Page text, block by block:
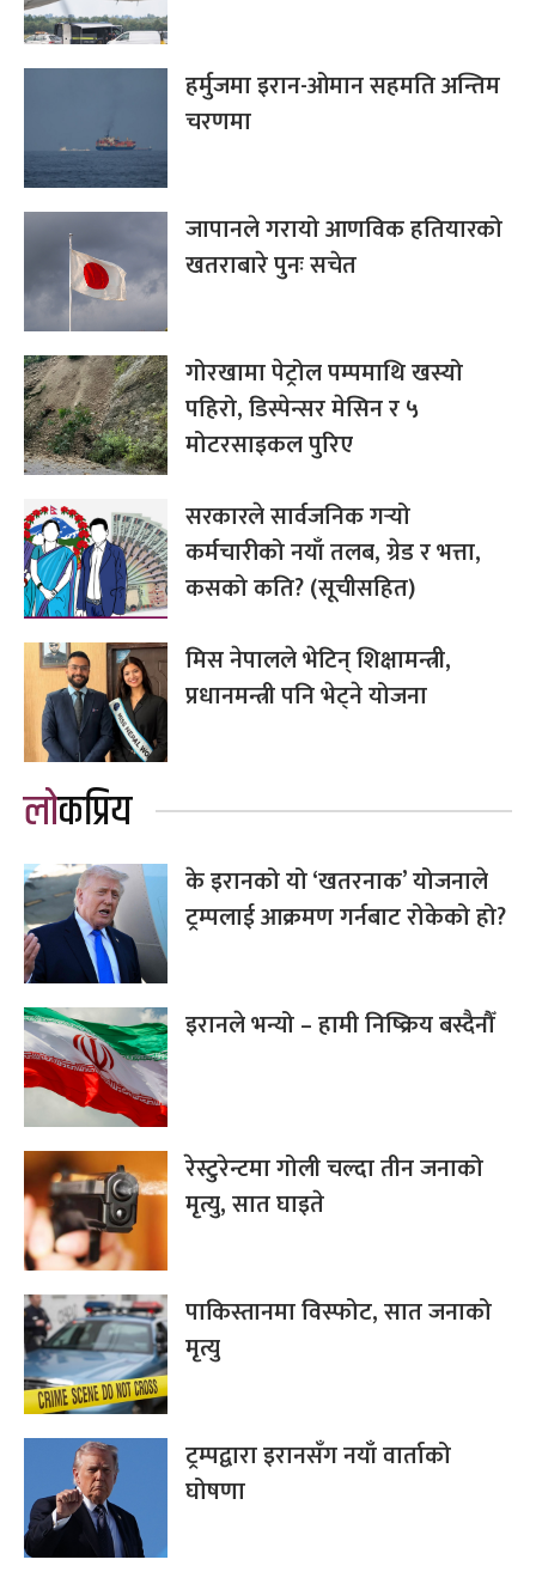
हर्मुजमा इरान-ओमान सहमति अन्तिम
चरणमा
जापानले गरायो आणविक हतियारको
खतराबारे पुनः सचेत
गोरखामा पेट्रोल पम्पमाथि खस्यो
पहिरो, डिस्पेन्सर मेसिन र ५
मोटरसाइकल पुरिए
सरकारले सार्वजनिक गर्‍यो
कर्मचारीको नयाँ तलब, ग्रेड र भत्ता,
कसको कति? (सूचीसहित)
मिस नेपालले भेटिन् शिक्षामन्त्री,
प्रधानमन्त्री पनि भेट्ने योजना
लोकप्रिय
के इरानको यो ‘खतरनाक’ योजनाले
ट्रम्पलाई आक्रमण गर्नबाट रोकेको हो?
इरानले भन्यो – हामी निष्क्रिय बस्दैनौँ
रेस्टुरेन्टमा गोली चल्दा तीन जनाको
मृत्यु, सात घाइते
पाकिस्तानमा विस्फोट, सात जनाको
मृत्यु
ट्रम्पद्वारा इरानसँग नयाँ वार्ताको
घोषणा